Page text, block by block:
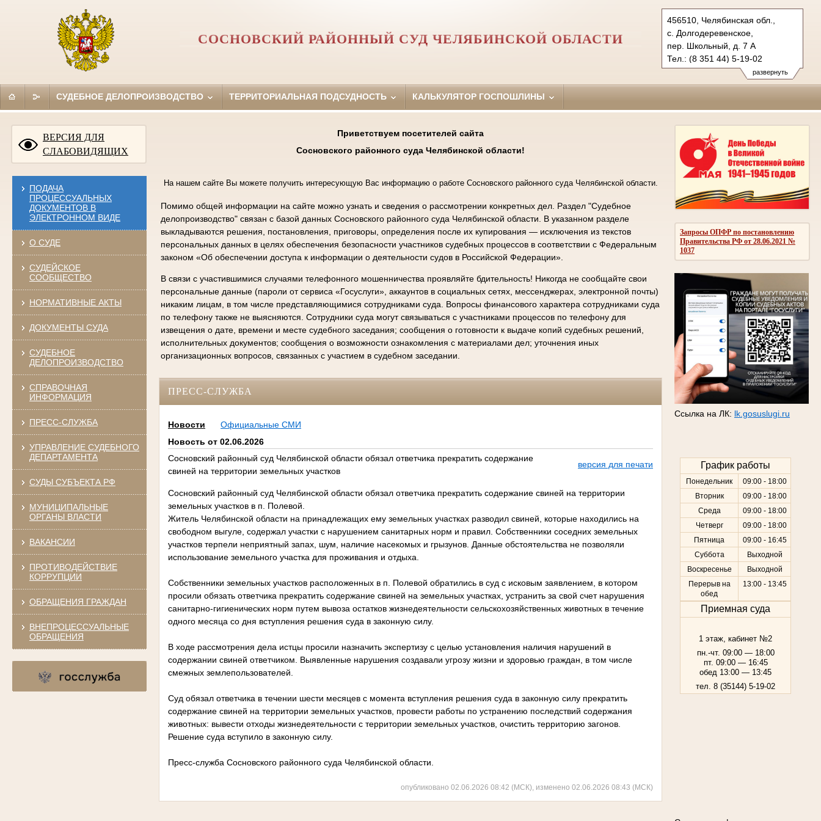
развернуть
456510, Челябинская обл.,
с. Долгодеревенское,
пер. Школьный, д. 7 А
Тел.: (8 351 44) 5-19-02
sosn.chel@sudrf.ru
СОСНОВСКИЙ РАЙОННЫЙ СУД ЧЕЛЯБИНСКОЙ ОБЛАСТИ
СУДЕБНОЕ ДЕЛОПРОИЗВОДСТВО ТЕРРИТОРИАЛЬНАЯ ПОДСУДНОСТЬ КАЛЬКУЛЯТОР ГОСПОШЛИНЫ
ВЕРСИЯ ДЛЯ
СЛАБОВИДЯЩИХ
ПОДАЧА
ПРОЦЕССУАЛЬНЫХ
ДОКУМЕНТОВ В
ЭЛЕКТРОННОМ ВИДЕ
О СУДЕ
СУДЕЙСКОЕ
СООБЩЕСТВО
НОРМАТИВНЫЕ АКТЫ
ДОКУМЕНТЫ СУДА
СУДЕБНОЕ
ДЕЛОПРОИЗВОДСТВО
СПРАВОЧНАЯ
ИНФОРМАЦИЯ
ПРЕСС-СЛУЖБА
УПРАВЛЕНИЕ СУДЕБНОГО
ДЕПАРТАМЕНТА
СУДЫ СУБЪЕКТА РФ
МУНИЦИПАЛЬНЫЕ
ОРГАНЫ ВЛАСТИ
ВАКАНСИИ
ПРОТИВОДЕЙСТВИЕ
КОРРУПЦИИ
ОБРАЩЕНИЯ ГРАЖДАН
ВНЕПРОЦЕССУАЛЬНЫЕ
ОБРАЩЕНИЯ
Запросы ОПФР по постановлению
Правительства РФ от 28.06.2021 №
1037
Ссылка на ЛК: lk.gosuslugi.ru
График работы
Понедельник
09:00 - 18:00
Вторник
09:00 - 18:00
Среда
09:00 - 18:00
Четверг
09:00 - 18:00
Пятница
09:00 - 16:45
Суббота
Выходной
Воскресенье
Выходной
Перерыв на
обед
13:00 - 13:45
Приемная суда
1 этаж, кабинет №2
пн.-чт. 09:00 — 18:00
пт. 09:00 — 16:45
обед 13:00 — 13:45
тел. 8 (35144) 5-19-02
Приветствуем посетителей сайта
Сосновского районного суда Челябинской области!
На нашем сайте Вы можете получить интересующую Вас информацию о работе Сосновского районного суда Челябинской области.
Помимо общей информации на сайте можно узнать и сведения о рассмотрении конкретных дел. Раздел "Судебное
делопроизводство" связан с базой данных Сосновского районного суда Челябинской области. В указанном разделе
выкладываются решения, постановления, приговоры, определения после их купирования — исключения из текстов
персональных данных в целях обеспечения безопасности участников судебных процессов в соответствии с Федеральным
законом «Об обеспечении доступа к информации о деятельности судов в Российской Федерации».
В связи с участившимися случаями телефонного мошенничества проявляйте бдительность! Никогда не сообщайте свои
персональные данные (пароли от сервиса «Госуслуги», аккаунтов в социальных сетях, мессенджерах, электронной почты)
никаким лицам, в том числе представляющимися сотрудниками суда. Вопросы финансового характера сотрудниками суда
по телефону также не выясняются. Сотрудники суда могут связываться с участниками процессов по телефону для
извещения о дате, времени и месте судебного заседания; сообщения о готовности к выдаче копий судебных решений,
исполнительных документов; сообщения о возможности ознакомления с материалами дел; уточнения иных
организационных вопросов, связанных с участием в судебном заседании.
ПРЕСС-СЛУЖБА
Новости
Официальные СМИ
Новость от 02.06.2026
Сосновский районный суд Челябинской области обязал ответчика прекратить содержание
свиней на территории земельных участков
версия для печати
Сосновский районный суд Челябинской области обязал ответчика прекратить содержание свиней на территории
земельных участков в п. Полевой.
Житель Челябинской области на принадлежащих ему земельных участках разводил свиней, которые находились на
свободном выгуле, содержал участки с нарушением санитарных норм и правил. Собственники соседних земельных
участков терпели неприятный запах, шум, наличие насекомых и грызунов. Данные обстоятельства не позволяли
использование земельного участка для проживания и отдыха.
Собственники земельных участков расположенных в п. Полевой обратились в суд с исковым заявлением, в котором
просили обязать ответчика прекратить содержание свиней на земельных участках, устранить за свой счет нарушения
санитарно-гигиенических норм путем вывоза остатков жизнедеятельности сельскохозяйственных животных в течение
одного месяца со дня вступления решения суда в законную силу.
В ходе рассмотрения дела истцы просили назначить экспертизу с целью установления наличия нарушений в
содержании свиней ответчиком. Выявленные нарушения создавали угрозу жизни и здоровью граждан, в том числе
смежных землепользователей.
Суд обязал ответчика в течении шести месяцев с момента вступления решения суда в законную силу прекратить
содержание свиней на территории земельных участков, провести работы по устранению последствий содержания
животных: вывести отходы жизнедеятельности с территории земельных участков, очистить территорию загонов.
Решение суда вступило в законную силу.
Пресс-служба Сосновского районного суда Челябинской области.
опубликовано 02.06.2026 08:42 (МСК), изменено 02.06.2026 08:43 (МСК)